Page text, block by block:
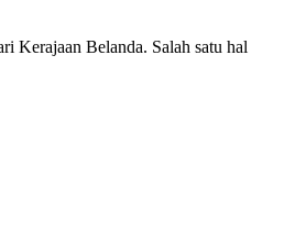
Kerajaan Belanda. Salah satu hal